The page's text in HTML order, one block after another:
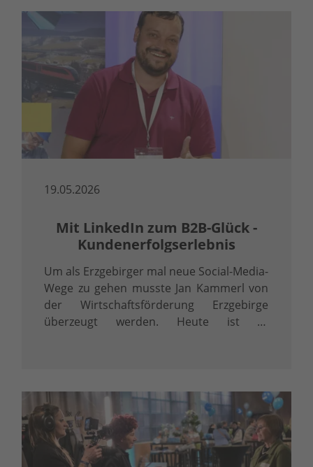
19.05.2026
Mit LinkedIn zum B2B-Glück -
Kundenerfolgserlebnis
Um als Erzgebirger mal neue Social-Media-
Wege zu gehen musste Jan Kammerl von
der Wirtschaftsförderung Erzgebirge
überzeugt werden. Heute ist er